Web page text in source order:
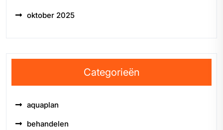
oktober 2025
Categorieën
aquaplan
behandelen